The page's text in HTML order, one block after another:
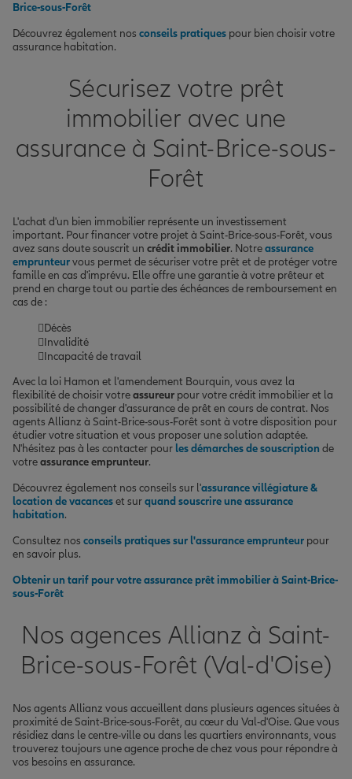
Brice-sous-Forêt
Découvrez également nos conseils pratiques pour bien choisir votre
assurance habitation.
Sécurisez votre prêt
immobilier avec une
assurance à Saint-Brice-sous-
Forêt
L'achat d'un bien immobilier représente un investissement
important. Pour financer votre projet à Saint-Brice-sous-Forêt, vous
avez sans doute souscrit un crédit immobilier. Notreassurance
emprunteurvous permet de sécuriser votre prêt et de protéger votre
famille en cas d'imprévu. Elle offre une garantie à votre prêteur et
prend en charge tout ou partie des échéances de remboursement en
cas de :
Décès
Invalidité
Incapacité de travail
Avec la loi Hamon et l'amendement Bourquin, vous avez la
flexibilité de choisir votreassureur pour votre crédit immobilier et la
possibilité de changer d'assurance de prêt en cours de contrat. Nos
agents Allianz à Saint-Brice-sous-Forêt sont à votre disposition pour
étudier votre situation et vous proposer une solution adaptée.
N'hésitez pas à les contacter pour les démarches de souscription de
votreassurance emprunteur.
Découvrez également nos conseils sur l'assurance villégiature &
location de vacanceset surquand souscrire une assurance
habitation.
Consultez nos conseils pratiques sur l'assurance emprunteur pour
en savoir plus.
Obtenir un tarif pour votre assurance prêt immobilier à Saint-Brice-
sous-Forêt
Nos agences Allianz à Saint-
Brice-sous-Forêt (Val-d'Oise)
Nos agents Allianz vous accueillent dans plusieurs agences situées à
proximité de Saint-Brice-sous-Forêt, au cœur du Val-d'Oise. Que vous
résidiez dans le centre-ville ou dans les quartiers environnants, vous
trouverez toujours une agence proche de chez vous pour répondre à
vos besoins en assurance.